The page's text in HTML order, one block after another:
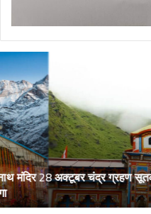
डेंगू
और
चिकनगुनिया
को
लेकर
स्वास्थ्य
विभाग
का
अर्लटApril 29, 2024
डेंगू और चिकनगुनिया को लेकर